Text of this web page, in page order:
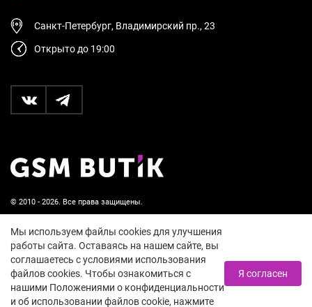
© 2010 - 2026. Все права защищены.
Пользовательское соглашение и политика
конфиденциальности
18+
Санкт-Петербург, Владимирский пр., 23
Открыто до 19:00
Мы используем файлы cookies для улучшения
работы сайта. Оставаясь на нашем сайте, вы
соглашаетесь с условиями использования
файлов cookies. Чтобы ознакомиться с
нашими Положениями о конфиденциальности
и об использовании файлов cookie, нажмите
Я согласен